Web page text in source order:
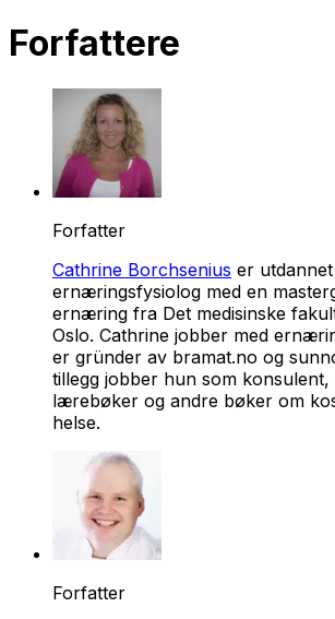
Forfattere
Forfatter
Cathrine Borchsenius er
ernæringsfysiolog med en
ernæring fra Det medisinske
Oslo. Cathrine jobber med
er gründer av bramat.no og
tillegg jobber hun som
lærebøker og andre bøker om
helse.
Forfatter